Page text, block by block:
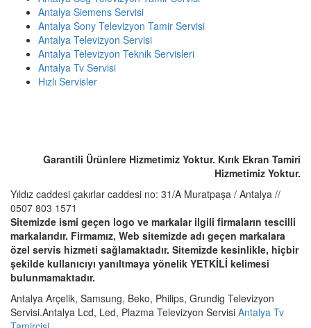
Antalya Siemens Servisi
Antalya Sony Televizyon Tamir Servisi
Antalya Televizyon Servisi
Antalya Televizyon Teknik Servisleri
Antalya Tv Servisi
Hızlı Servisler
Garantili Ürünlere Hizmetimiz Yoktur. Kırık Ekran Tamiri
Hizmetimiz Yoktur.
Yıldız caddesi çakırlar caddesi no: 31/A Muratpaşa / Antalya //
0507 803 1571
Sitemizde ismi geçen logo ve markalar ilgili firmaların tescilli
markalarıdır. Firmamız, Web sitemizde adı geçen markalara
özel servis hizmeti sağlamaktadır. Sitemizde kesinlikle, hiçbir
şekilde kullanıcıyı yanıltmaya yönelik YETKİLİ kelimesi
bulunmamaktadır.
Antalya Arçelik, Samsung, Beko, Philips, Grundig Televizyon
Servisi.Antalya Lcd, Led, Plazma Televizyon Servisi Antalya Tv